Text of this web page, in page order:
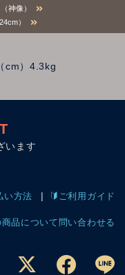
神像）
）
cm）4.3kg
います
い方法 ご利用ガイド
商品について問い合わせる